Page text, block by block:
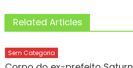
Related Articles
Sem Categoria